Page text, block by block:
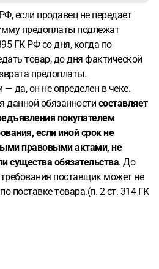
если продавец не передает
предоплаты подлежат
ГК РФ со дня, когда по
товар, до дня фактической
предоплаты.
да, он не определен в чеке.
данной обязанности составляет
покупателем
если иной срок не
правовыми актами, не
существа обязательства. До
поставщик может не
поставке товара.(п. 2 ст. 314 ГК